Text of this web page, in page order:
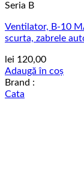
Seria B
Ventilator, B-10
scurta, zabrele
lei 120,00
Adaugă în coș
Brand :
Cata